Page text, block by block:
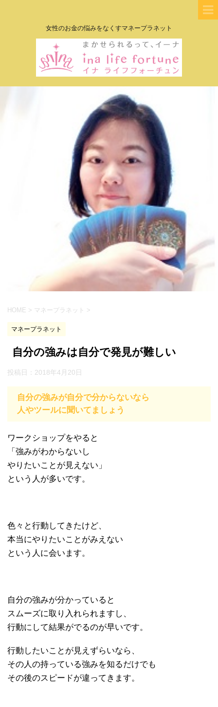
女性のお金の悩みをなくすマネープラネット
HOME > マネープラネット >
マネープラネット
自分の強みは自分で発見が難しい
投稿日： 2018年4月20日
自分の強みが自分で分からないなら
人やツールに聞いてましょう
ワークショップをやると
「強みがわからないし
やりたいことが見えない」
という人が多いです。
色々と行動してきたけど、
本当にやりたいことがみえない
という人に会います。
自分の強みが分かっていると
スムーズに取り入れられますし、
行動にして結果がでるのが早いです。
行動したいことが見えずらいなら、
その人の持っている強みを知るだけでも
その後のスピードが違ってきます。